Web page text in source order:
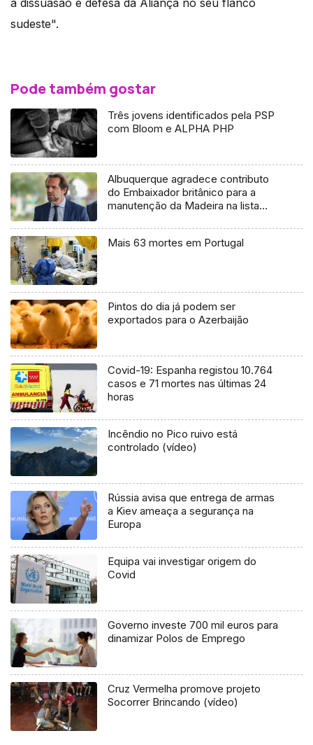
a dissuasão e defesa da Aliança no seu flanco
sudeste".
Pode também gostar
Três jovens identificados pela PSP
com Bloom e ALPHA PHP
Albuquerque agradece contributo
do Embaixador britânico para a
manutenção da Madeira na lista
Mais 63 mortes em Portugal
Pintos do dia já podem ser
exportados para o Azerbaijão
Covid-19: Espanha registou 10.764
casos e 71 mortes nas últimas 24
horas
Incêndio no Pico ruivo está
controlado (vídeo)
Rússia avisa que entrega de armas
a Kiev ameaça a segurança na
Europa
Equipa vai investigar origem do
Covid
Governo investe 700 mil euros para
dinamizar Polos de Emprego
Cruz Vermelha promove projeto
Socorrer Brincando (vídeo)